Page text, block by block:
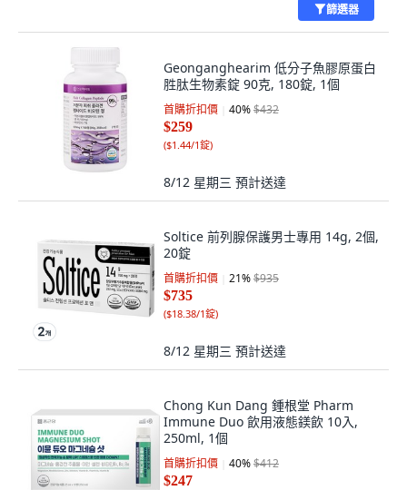
篩選器
Geonganghearim 低分子魚膠原蛋白
胜肽生物素錠 90克, 180錠, 1個
首購折扣價 40%$432
$259
($1.44/1錠)
8/12 星期三 預計送達
Soltice 前列腺保護男士專用 14g, 2個,
20錠
首購折扣價 21%$935
$735
($18.38/1錠)
8/12 星期三 預計送達
Chong Kun Dang 鍾根堂 Pharm
Immune Duo 飲用液態鎂飲 10入,
250ml, 1個
首購折扣價 40%$412
$247